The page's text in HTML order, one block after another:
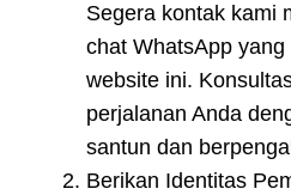
Segera kontak kami
chat WhatsApp
website ini.
perjalanan Anda
santun dan
Berikan Identitas